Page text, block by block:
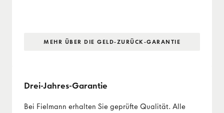
MEHR ÜBER DIE GELD-ZURÜCK-GARANTIE
Drei-Jahres-Garantie
Bei Fielmann erhalten Sie geprüfte Qualität. Alle